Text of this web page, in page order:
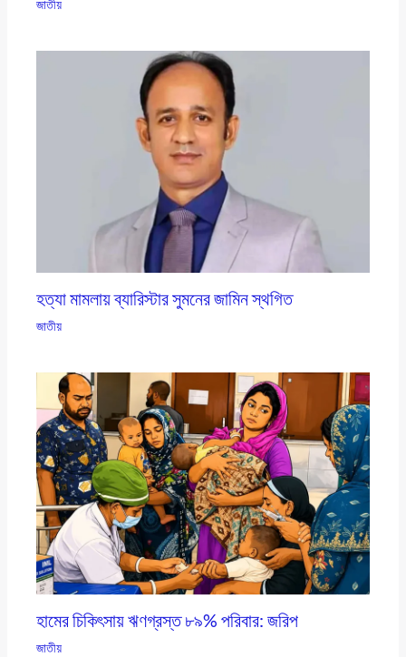
জাতীয়
হত্যা মামলায় ব্যারিস্টার সুমনের জামিন স্থগিত
জাতীয়
হামের চিকিৎসায় ঋণগ্রস্ত ৮৯% পরিবার: জরিপ
জাতীয়